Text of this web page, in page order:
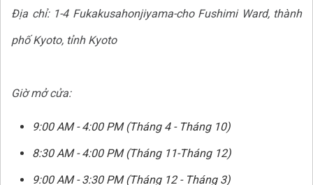
Địa chỉ: 1-4 Fukakusahonjiyama-cho Fushimi Ward, thành
phố Kyoto, tỉnh Kyoto
Giờ mở cửa:
9:00 AM - 4:00 PM (Tháng 4 - Tháng 10)
8:30 AM - 4:00 PM (Tháng 11-Tháng 12)
9:00 AM - 3:30 PM (Tháng 12 - Tháng 3)